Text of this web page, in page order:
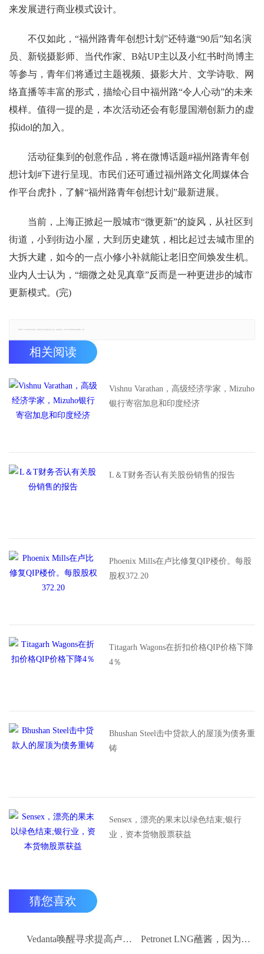
来发展进行商业模式设计。
不仅如此，“福州路青年创想计划”还特邀“90后”知名演
员、新锐摄影师、当代作家、B站UP主以及小红书时尚博主
等参与，青年们将通过主题视频、摄影大片、文学诗歌、网
络直播等丰富的形式，描绘心目中福州路“令人心动”的未来
模样。值得一提的是，本次活动还会有彰显国潮创新力的虚
拟idol的加入。
活动征集到的创意作品，将在微博话题#福州路青年创
想计划#下进行呈现。市民们还可通过福州路文化周媒体合
作平台虎扑，了解“福州路青年创想计划”最新进展。
当前，上海正掀起一股城市“微更新”的旋风，从社区到
街道，小到街边小屋，大到历史建筑，相比起过去城市里的
大拆大建，如今的一点小修小补就能让老旧空间焕发生机。
业内人士认为，“细微之处见真章”反而是一种更进步的城市
更新模式。(完)
相关阅读
Vishnu Varathan，高级经济学家，Mizuho
银行寄宿加息和印度经济
L＆T财务否认有关股份销售的报告
Phoenix Mills在卢比修复QIP楼价。每股
股权372.20
Titagarh Wagons在折扣价格QIP价格下降
4％
Bhushan Steel击中贷款人的屋顶为债务重
铸
Sensex，漂亮的果末以绿色结束;银行
业，资本货物股票获益
猜您喜欢
Vedanta唤醒寻求提高卢比。25-30亿卢比 Petronet LNG蘸酱，因为RBI禁令新鲜FII购买